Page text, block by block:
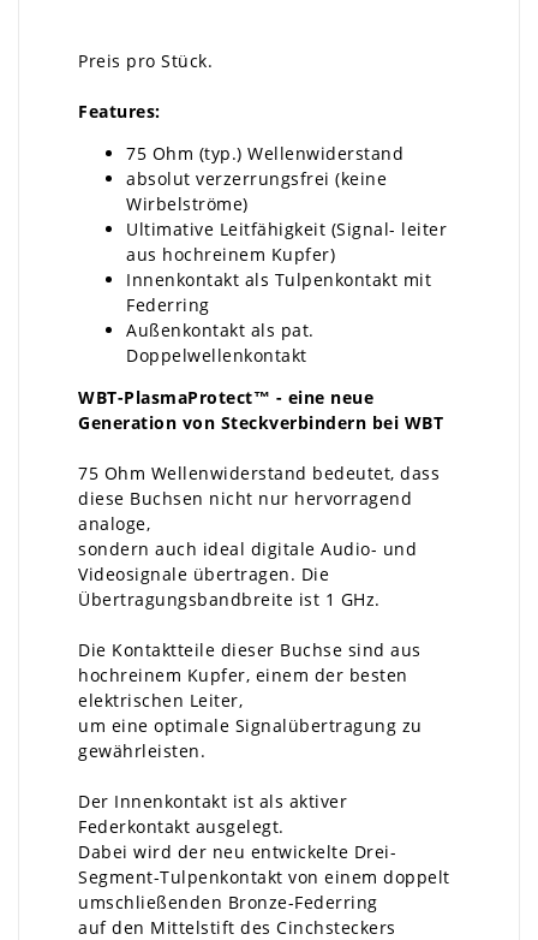
Preis pro Stück.
Features:
75 Ohm (typ.) Wellenwiderstand
absolut verzerrungsfrei (keine
Wirbelströme)
Ultimative Leitfähigkeit (Signal- leiter
aus hochreinem Kupfer)
Innenkontakt als Tulpenkontakt mit
Federring
Außenkontakt als pat.
Doppelwellenkontakt
WBT-PlasmaProtect™ - eine neue
Generation von Steckverbindern bei WBT
75 Ohm Wellenwiderstand bedeutet, dass
diese Buchsen nicht nur hervorragend
analoge,
sondern auch ideal digitale Audio- und
Videosignale übertragen. Die
Übertragungsbandbreite ist 1 GHz.
Die Kontaktteile dieser Buchse sind aus
hochreinem Kupfer, einem der besten
elektrischen Leiter,
um eine optimale Signalübertragung zu
gewährleisten.
Der Innenkontakt ist als aktiver
Federkontakt ausgelegt.
Dabei wird der neu entwickelte Drei-
Segment-Tulpenkontakt von einem doppelt
umschließenden Bronze-Federring
auf den Mittelstift des Cinchsteckers